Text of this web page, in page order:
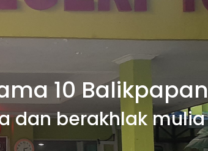
10 Balikpapan
dan berakhlak mulia